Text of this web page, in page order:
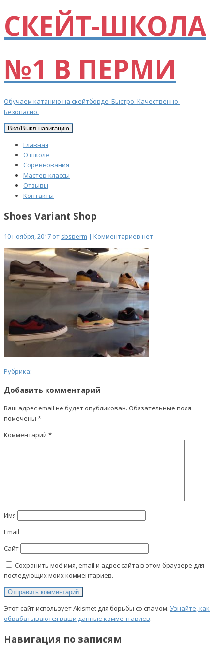
СКЕЙТ-ШКОЛА
№1 В ПЕРМИ
Обучаем катанию на скейтборде. Быстро. Качественно.
Безопасно.
Вкл/Выкл навигацию
Главная
О школе
Соревнования
Мастер-классы
Отзывы
Контакты
Shoes Variant Shop
10 ноября, 2017 от sbsperm | Комментариев нет
Рубрика:
Добавить комментарий
Ваш адрес email не будет опубликован. Обязательные поля
помечены *
Комментарий *
Имя
Email
Сайт
Сохранить моё имя, email и адрес сайта в этом браузере для
последующих моих комментариев.
Этот сайт использует Akismet для борьбы со спамом. Узнайте, как
обрабатываются ваши данные комментариев.
Навигация по записям